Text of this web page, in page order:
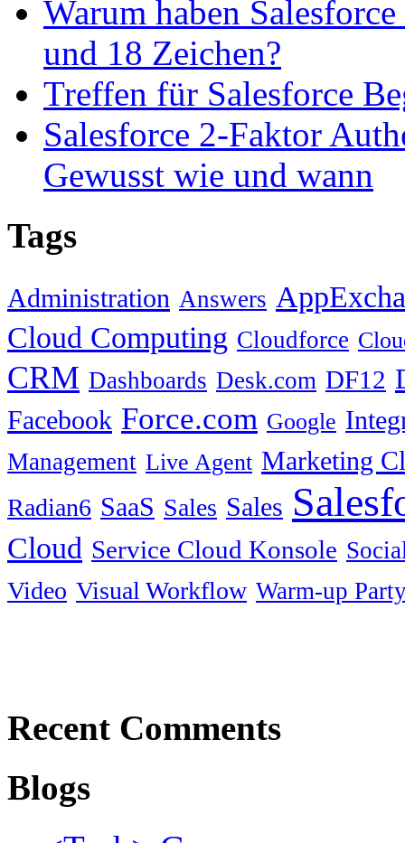
Warum haben
und 18 Zeichen?
Treffen für Salesforce
Salesforce 2-Faktor
Gewusst wie und wann
Tags
Administration Answers
Cloud Computing Cloudforce
CRM Dashboards Desk.com DF12
Facebook Force.com Google
Management Live Agent Marketing
Radian6 SaaS Sales Sales
Cloud Service Cloud Konsole
Video Visual Workflow Warm-up
Recent Comments
Blogs